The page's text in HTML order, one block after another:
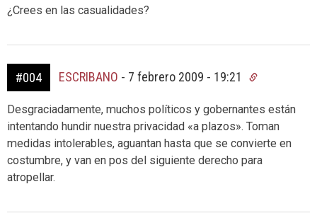
¿Crees en las casualidades?
#004 ESCRIBANO - 7 febrero 2009 - 19:21
Desgraciadamente, muchos políticos y gobernantes están
intentando hundir nuestra privacidad «a plazos». Toman
medidas intolerables, aguantan hasta que se convierte en
costumbre, y van en pos del siguiente derecho para
atropellar.